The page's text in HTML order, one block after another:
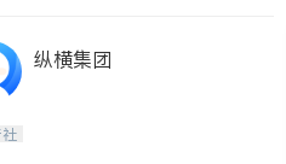
纵横集团